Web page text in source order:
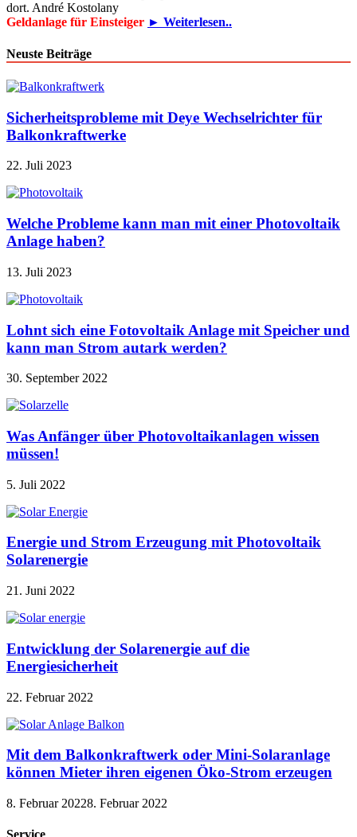
dort. André Kostolany
Geldanlage für Einsteiger ► Weiterlesen..
Neuste Beiträge
Sicherheitsprobleme mit Deye Wechselrichter für
Balkonkraftwerke
22. Juli 2023
Welche Probleme kann man mit einer Photovoltaik
Anlage haben?
13. Juli 2023
Lohnt sich eine Fotovoltaik Anlage mit Speicher und
kann man Strom autark werden?
30. September 2022
Was Anfänger über Photovoltaikanlagen wissen
müssen!
5. Juli 2022
Energie und Strom Erzeugung mit Photovoltaik
Solarenergie
21. Juni 2022
Entwicklung der Solarenergie auf die
Energiesicherheit
22. Februar 2022
Mit dem Balkonkraftwerk oder Mini-Solaranlage
können Mieter ihren eigenen Öko-Strom erzeugen
8. Februar 20228. Februar 2022